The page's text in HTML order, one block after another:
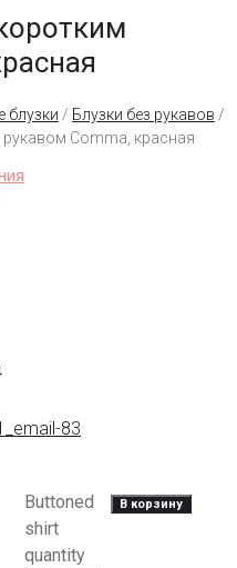
блузки / Блузки без рукавов /
Comma, красная
Buttoned
shirt
quantity
В корзину
83